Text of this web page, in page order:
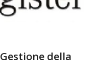
della